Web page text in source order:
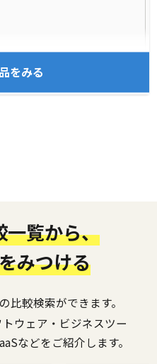
をみる
一覧から、
みつける
比較検索ができます。
ウェア・ビジネスツー
などをご紹介します。